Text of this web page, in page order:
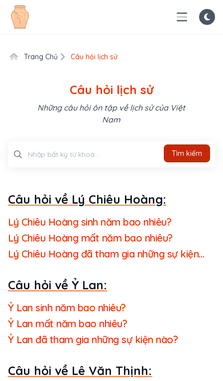
Trang Chủ Câu hỏi lịch sử
Câu hỏi lịch sử
Những câu hỏi ôn tập về lịch sử của Việt
Nam
Tìm kiếm
Câu hỏi về Lý Chiêu Hoàng:
Lý Chiêu Hoàng sinh năm bao nhiêu?
Lý Chiêu Hoàng mất năm bao nhiêu?
Lý Chiêu Hoàng đã tham gia những sự kiện
Câu hỏi về Ỷ Lan:
Ỷ Lan sinh năm bao nhiêu?
Ỷ Lan mất năm bao nhiêu?
Ỷ Lan đã tham gia những sự kiện nào?
Câu hỏi về Lê Văn Thịnh: